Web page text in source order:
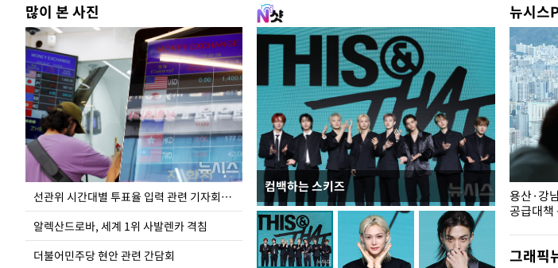
많이 본 사진
선관위 시간대별 투표율 입력 관련 기자회견하는 주진우 의원
알렉산드로바, 세계 1위 사발렌카 격침
더불어민주당 현안 관련 간담회
컴백하는 스키즈
뉴시스
주유소 기름값 12주째 하락, L당 1천800원대
용산·강
공급대책
그래픽